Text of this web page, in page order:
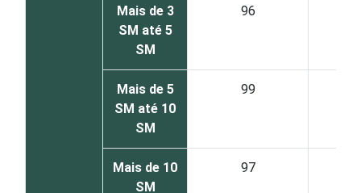
Mais de 3
SM até 5
SM
96
Mais de 5
SM até 10
SM
99
Mais de 10
SM
97